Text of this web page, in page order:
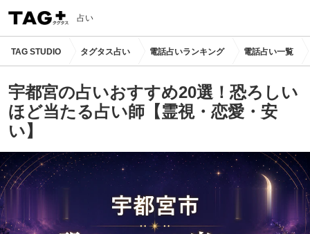
占い
TAG STUDIO タグタス占い 電話占いランキング 電話占い一覧
宇都宮の占いおすすめ20選！恐ろしい
ほど当たる占い師【霊視・恋愛・安
い】